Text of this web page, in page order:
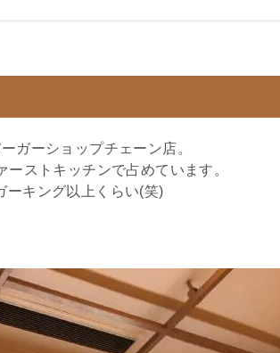
ガーショップチェーン店。
ストキッチンで占めています。
ーキング以上くらい(笑)